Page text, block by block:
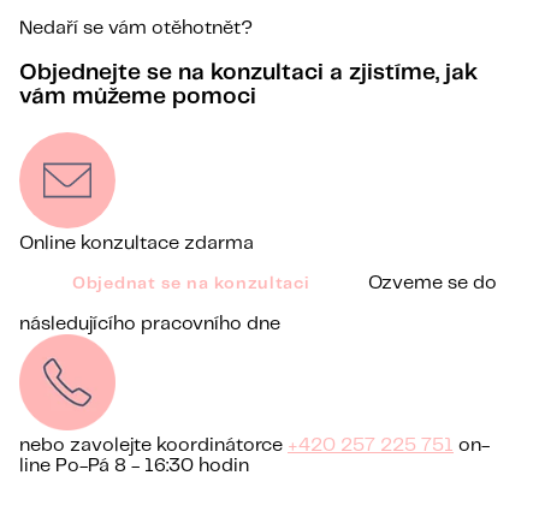
Nedaří se vám otěhotnět?
Objednejte se na konzultaci a zjistíme, jak
vám můžeme pomoci
Online konzultace zdarma
Objednat se na konzultaci Ozveme se do
následujícího pracovního dne
nebo zavolejte koordinátorce +420 257 225 751
on-
line Po-Pá 8 - 16:30 hodin